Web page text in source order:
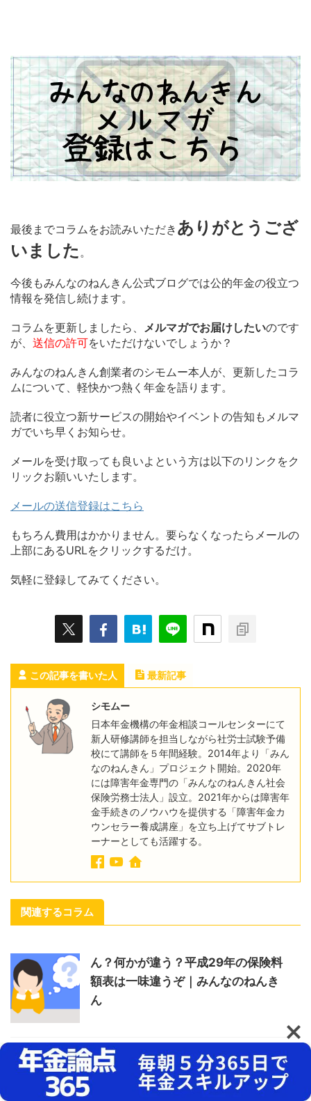
最後までコラムをお読みいただき ありがとうござ
いました 。
今後もみんなのねんきん公式ブログでは公的年金の役立つ
情報を発信し続けます。
コラムを更新しましたら、 メルマガでお届けしたいのです
が、 送信の許可をいただけないでしょうか？
みんなのねんきん創業者のシモムー本人が、更新したコラ
ムについて、軽快かつ熱く年金を語ります。
読者に役立つ新サービスの開始やイベントの告知もメルマ
ガでいち早くお知らせ。
メールを受け取っても良いよという方は以下のリンクをク
リックお願いいたします。
メールの送信登録はこちら
もちろん費用はかかりません。要らなくなったらメールの
上部にあるURLをクリックするだけ。
気軽に登録してみてください。
この記事を書いた人 最新記事
シモムー
日本年金機構の年金相談コールセンターにて
新人研修講師を担当しながら社労士試験予備
校にて講師を５年間経験。2014年より「みん
なのねんきん」プロジェクト開始。2020年
には障害年金専門の「みんなのねんきん社会
保険労務士法人」設立。2021年からは障害年
金手続きのノウハウを提供する「障害年金カ
ウンセラー養成講座」を立ち上げてサブトレ
ーナーとしても活躍する。
関連するコラム
ん？何かが違う？平成29年の保険料
額表は一味違うぞ｜みんなのねんき
ん
年金の専門家が解説！「年金額改定
通知書」と「年金振込通知書」はコ
コを見る！｜みんなのねんきん